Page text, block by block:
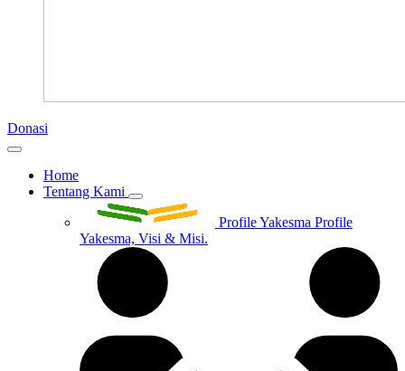
Donasi
Home
Tentang Kami
Profile Yakesma Profile
Yakesma, Visi & Misi.